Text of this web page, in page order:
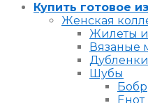
Купить готовое
Женская
Жилеты
Вязаные
Дубленки
Шубы
Бобр
Енот